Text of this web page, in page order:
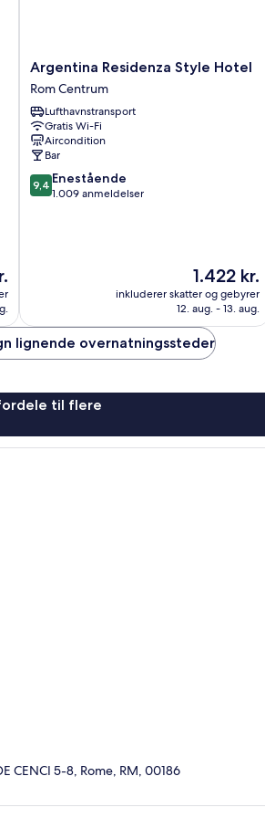
Argentina
Residenza
Style
Hotel
Rom
Centrum
Argentina Residenza Style Hotel
Rom Centrum
Lufthavnstransport
Gratis Wi-Fi
Aircondition
Bar
9.4
ud
9,4 Enestående
1.009 anmeldelser
Prisen
er
1.422 kr.
1.422 kr.
inkluderer skatter og gebyrer
12. aug. - 13. aug.
lignende overnatningssteder
til flere
CENCI 5-8, Rome, RM, 00186